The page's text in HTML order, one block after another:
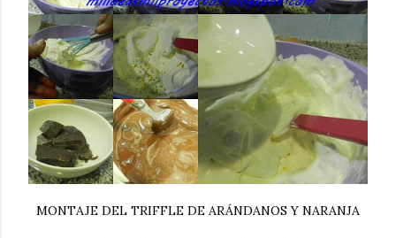
MONTAJE DEL TRIFFLE DE ARÁNDANOS Y NARANJA